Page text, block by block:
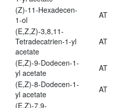
(Z)-11-Hexadecen-
1-ol
AT
(E,Z,Z)-3,8,11-
Tetradecatrien-1-yl
acetate
AT
(E,Z)-9-Dodecen-1-
yl acetate
AT
(E,Z)-8-Dodecen-1-
yl acetate
AT
(E,Z)-7,9-